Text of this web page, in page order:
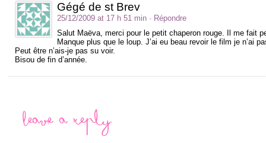
Gégé de st Brev
25/12/2009 at 17 h 51 min · Répondre
Salut Maëva, merci pour le petit chaperon rouge. Il me fait
Manque plus que le loup. J’ai eu beau revoir le film je n’ai
Peut être n’ais-je pas su voir.
Bisou de fin d’année.
Leave a Reply